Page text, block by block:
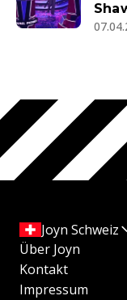
Joyn Schweiz
Über Joyn
Kontakt
Impressum